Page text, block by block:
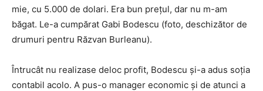
mie, cu 5.000 de dolari. Era bun prețul, dar nu m-am
băgat. Le-a cumpărat Gabi Bodescu (foto, deschizător de
drumuri pentru Răzvan Burleanu).
Întrucât nu realizase deloc profit, Bodescu și-a adus soția
contabil acolo. A pus-o manager economic și de atunci a